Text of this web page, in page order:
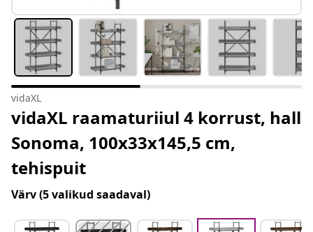
vidaXL
vidaXL raamaturiiul 4 korrust, hall
Sonoma, 100x33x145,5 cm,
tehispuit
Värv(5 valikud saadaval)